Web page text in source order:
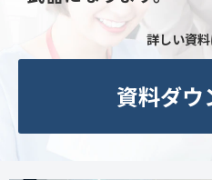
詳しい資
資料ダウ